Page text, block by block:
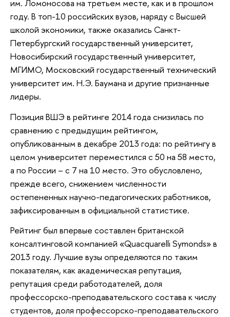
им. Ломоносова на третьем месте, как и в прошлом
году. В топ-10 российских вузов, наряду с Высшей
школой экономики, также оказались Санкт-
Петербургский государственный университет,
Новосибирский государственный университет,
МГИМО, Московский государственный технический
университет им. Н.Э. Баумана и другие признанные
лидеры.
Позиция ВШЭ в рейтинге 2014 года снизилась по
сравнению с предыдущим рейтингом,
опубликованным в декабре 2013 года: по рейтингу в
целом университет переместился с 50 на 58 место,
а по России – с 7 на 10 место. Это обусловлено,
прежде всего, снижением численности
остепененных научно-педагогических работников,
зафиксированным в официальной статистике.
Рейтинг был впервые составлен британской
консалтинговой компанией «Quacquarelli Symonds» в
2013 году. Лучшие вузы определяются по таким
показателям, как академическая репутация,
репутация среди работодателей, доля
профессорско-преподавательского состава к числу
студентов, доля профессорско-преподавательского